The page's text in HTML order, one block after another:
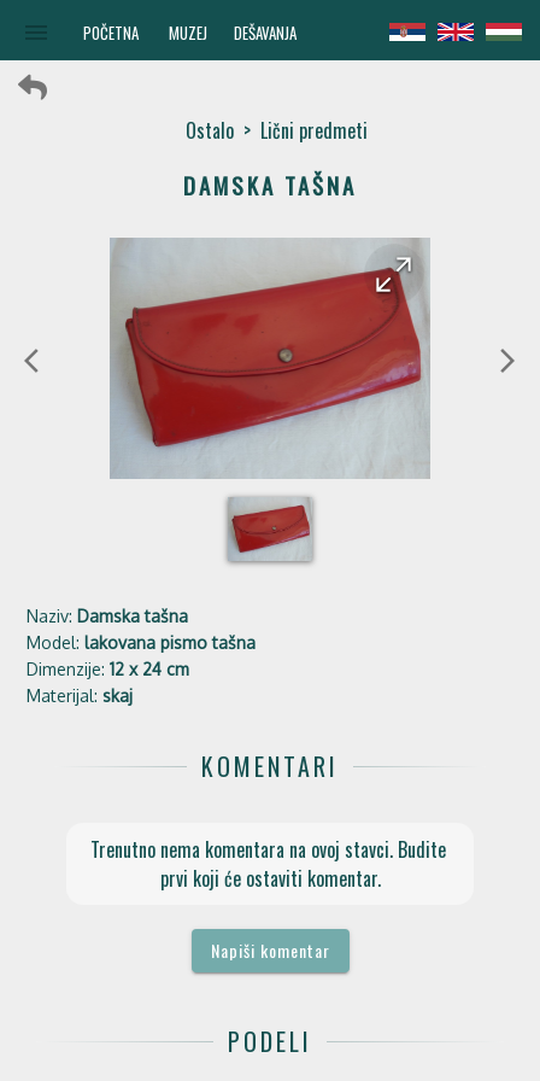
POČETNA MUZEJ DEŠAVANJA
Ostalo> Lični predmeti
DAMSKA TAŠNA
arrow_back_ios
arrow_back
arrow_forward
arrow_forward_ios
Naziv: Damska tašna
Model:lakovana pismo tašna
Dimenzije:12 x 24 cm
Materijal:skaj
KOMENTARI
Trenutno nema komentara na ovoj stavci. Budite
prvi koji će ostaviti komentar.
Napiši komentar
PODELI